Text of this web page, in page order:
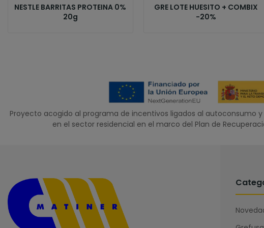
NESTLE BARRITAS PROTEINA 0%
20g
GRE LOTE HUESITO + COMBIX
-20%
Proyecto acogido al programa de incentivos ligados al
en el sector residencial en el marco del Plan de